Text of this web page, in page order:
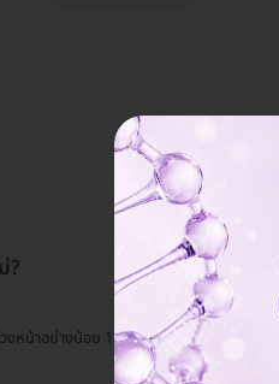
?
หน้าอย่างน้อย 1-3 วันทำการ